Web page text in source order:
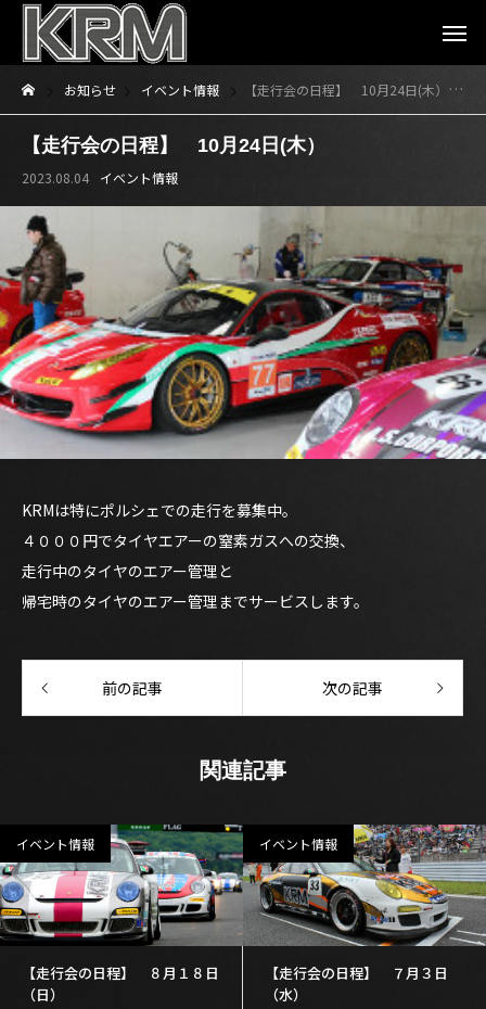
お知らせ イベント情報 【走行会の日程】 10月24日(木）
【走行会の日程】 10月24日(木）
2023.08.04 イベント情報
KRMは特にポルシェでの走行を募集中。
４０００円でタイヤエアーの窒素ガスへの交換、
走行中のタイヤのエアー管理と
帰宅時のタイヤのエアー管理までサービスします。
前の記事 次の記事
関連記事
イベント情報
【走行会の日程】 ８月１８日
（日）
イベント情報
【走行会の日程】 ７月３日
（水）